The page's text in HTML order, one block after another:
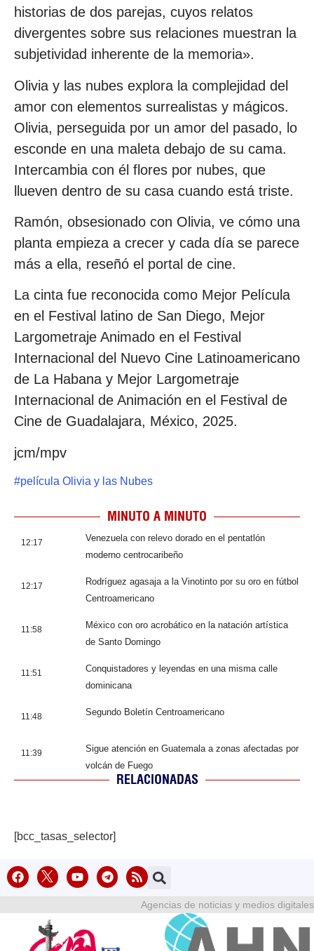
historias de dos parejas, cuyos relatos
divergentes sobre sus relaciones muestran la
subjetividad inherente de la memoria».
Olivia y las nubes explora la complejidad del
amor con elementos surrealistas y mágicos.
Olivia, perseguida por un amor del pasado, lo
esconde en una maleta debajo de su cama.
Intercambia con él flores por nubes, que
llueven dentro de su casa cuando está triste.
Ramón, obsesionado con Olivia, ve cómo una
planta empieza a crecer y cada día se parece
más a ella, reseñó el portal de cine.
La cinta fue reconocida como Mejor Película
en el Festival latino de San Diego, Mejor
Largometraje Animado en el Festival
Internacional del Nuevo Cine Latinoamericano
de La Habana y Mejor Largometraje
Internacional de Animación en el Festival de
Cine de Guadalajara, México, 2025.
jcm/mpv
#película Olivia y las Nubes
MINUTO A MINUTO
12:17
Venezuela con relevo dorado en el pentatlón
moderno centrocaribeño
12:17
Rodríguez agasaja a la Vinotinto por su oro en fútbol
Centroamericano
11:58
México con oro acrobático en la natación artística
de Santo Domingo
11:51
Conquistadores y leyendas en una misma calle
dominicana
11:48 Segundo Boletín Centroamericano
11:39
Sigue atención en Guatemala a zonas afectadas por
volcán de Fuego
RELACIONADAS
[bcc_tasas_selector]
Agencias de noticias y medios digitales